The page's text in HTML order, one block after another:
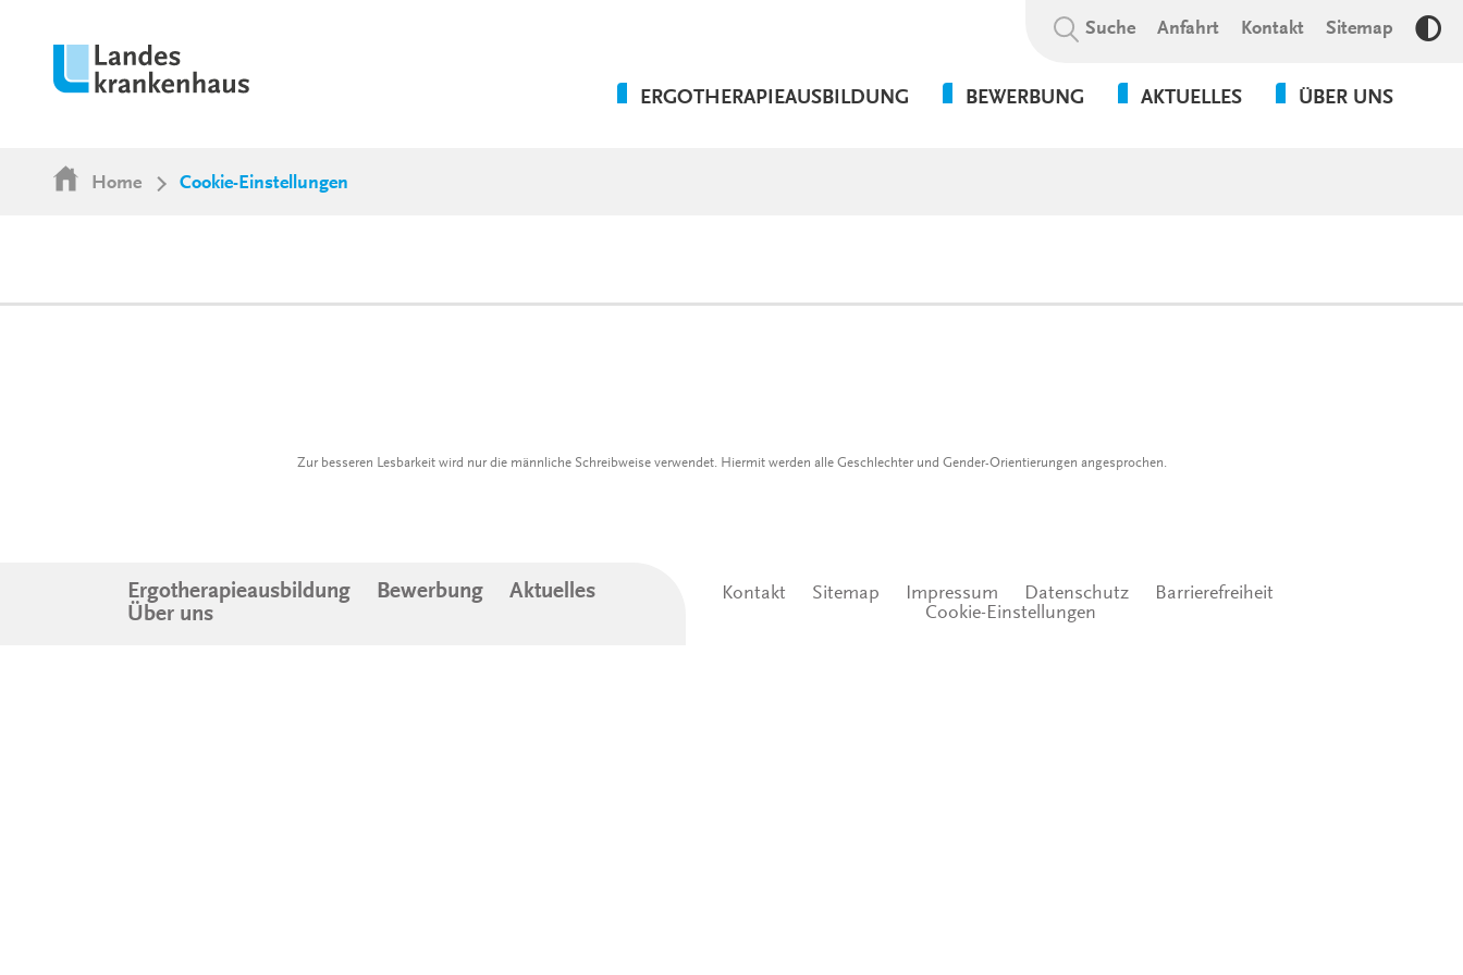
Suchbegriff:
Suche Anfahrt Kontakt Sitemap
ERGOTHERAPIEAUSBILDUNG BEWERBUNG AKTUELLES ÜBER UNS
Home Cookie-Einstellungen
Zur besseren Lesbarkeit wird nur die männliche Schreibweise verwendet. Hiermit werden alle Geschlechter und Gender-Orientierungen angesprochen.
Ergotherapieausbildung Bewerbung
Aktuelles
Über uns
Kontakt Sitemap Impressum Datenschutz
Barrierefreiheit
Cookie-Einstellungen